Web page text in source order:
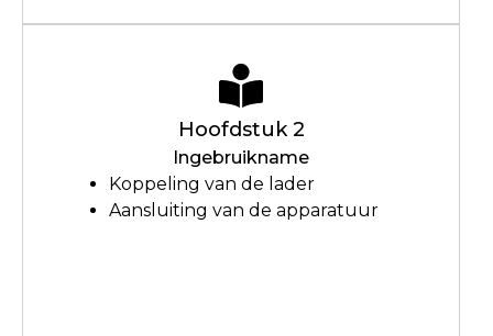
Hoofdstuk 2
Ingebruikname
Koppeling van de lader
Aansluiting van de apparatuur